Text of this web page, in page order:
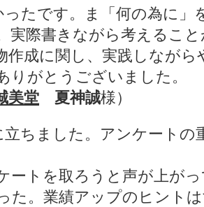
ったです。ま「何の為に」
実際書きながら考えるこ
作成に関し、実践しなが
りがとうございました。
美堂 夏神誠様）
立ちました。アンケートの
ートを取ろうと声が上が
た。業績アップのヒント